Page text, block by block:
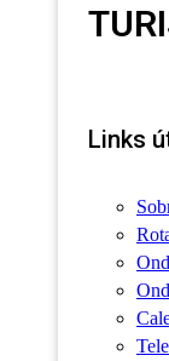
Links